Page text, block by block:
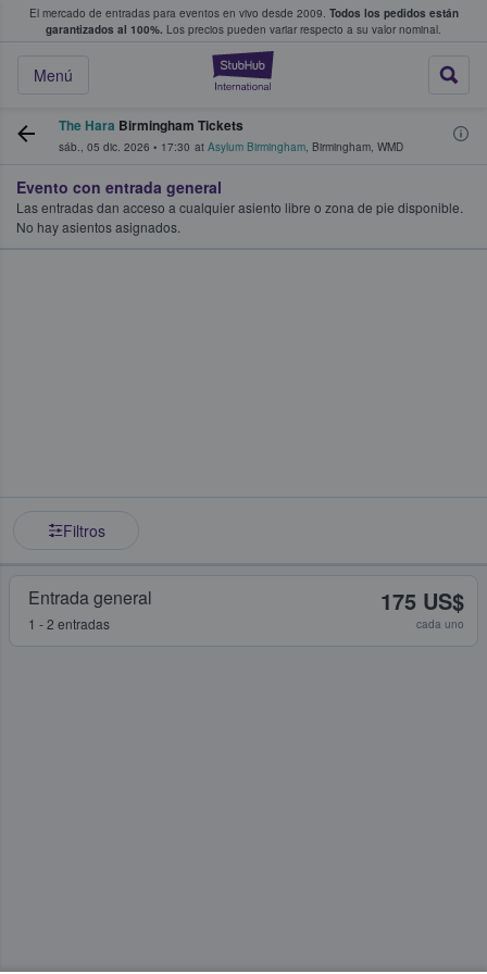
El mercado de entradas para eventos en vivo desde 2009. Todos los pedidos están
garantizados al 100%. Los precios pueden variar respecto a su valor nominal.
StubHub:
Menú
y venta de entradas entre fans
The Hara Birmingham Tickets
sáb., 05 dic. 2026 • 17:30 at Asylum Birmingham, Birmingham, WMD
Evento con entrada general
Las entradas dan acceso a cualquier asiento libre o zona de pie disponible.
No hay asientos asignados.
Filtros
Entrada general
1 - 2 entradas
175 US$
cada uno